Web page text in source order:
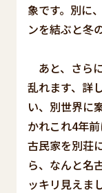
象です。別に
ンを結ぶと冬
あと、さら
乱れます、詳
い、別世界に
かれこれ4年
古民家を別荘
ら、なんと名
ッキリ見えま